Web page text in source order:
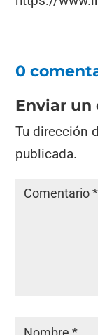
0
Enviar
Tu dirección
publicada.